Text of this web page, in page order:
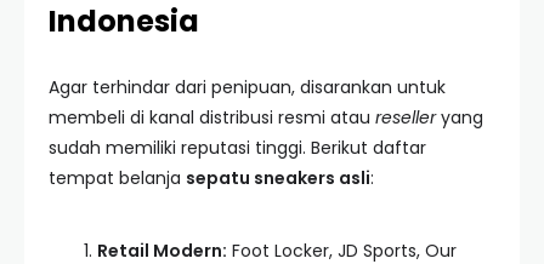
Indonesia
Agar terhindar dari penipuan, disarankan untuk
membeli di kanal distribusi resmi atau reselleryang
sudah memiliki reputasi tinggi. Berikut daftar
tempat belanja sepatu sneakers asli:
Retail Modern: Foot Locker, JD Sports, Our